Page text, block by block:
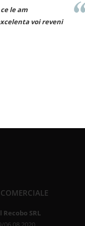
Recomand cu
Recobo SRL